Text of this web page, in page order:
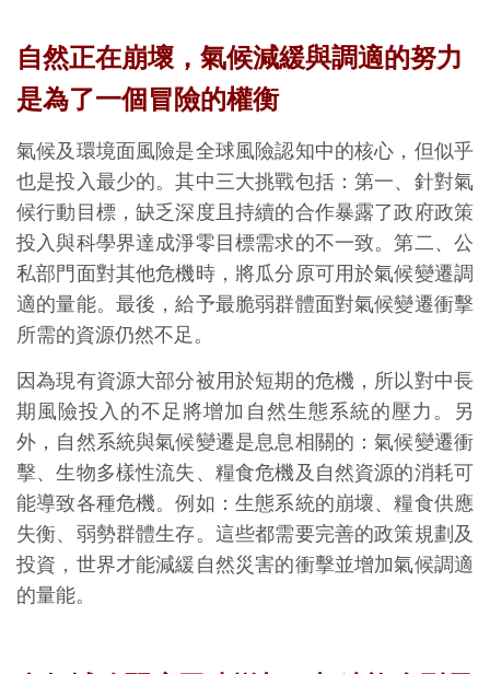
自然正在崩壞，氣候減緩與調適的努力
是為了一個冒險的權衡
氣候及環境面風險是全球風險認知中的核心，但似乎
也是投入最少的。其中三大挑戰包括：第一、針對氣
候行動目標，缺乏深度且持續的合作暴露了政府政策
投入與科學界達成淨零目標需求的不一致。第二、公
私部門面對其他危機時，將瓜分原可用於氣候變遷調
適的量能。最後，給予最脆弱群體面對氣候變遷衝擊
所需的資源仍然不足。
因為現有資源大部分被用於短期的危機，所以對中長
期風險投入的不足將增加自然生態系統的壓力。另
外，自然系統與氣候變遷是息息相關的：氣候變遷衝
擊、生物多樣性流失、糧食危機及自然資源的消耗可
能導致各種危機。例如：生態系統的崩壞、糧食供應
失衡、弱勢群體生存。這些都需要完善的政策規劃及
投資，世界才能減緩自然災害的衝擊並增加氣候調適
的量能。